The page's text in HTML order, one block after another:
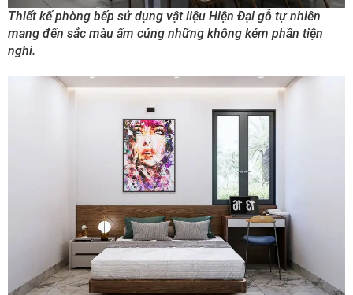
Thiết kế phòng bếp sử dụng vật liệu Hiện Đại gỗ tự nhiên
mang đến sắc màu ấm cúng những không kém phần tiện
nghi.